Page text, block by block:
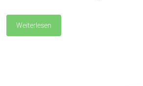
Weiterlesen